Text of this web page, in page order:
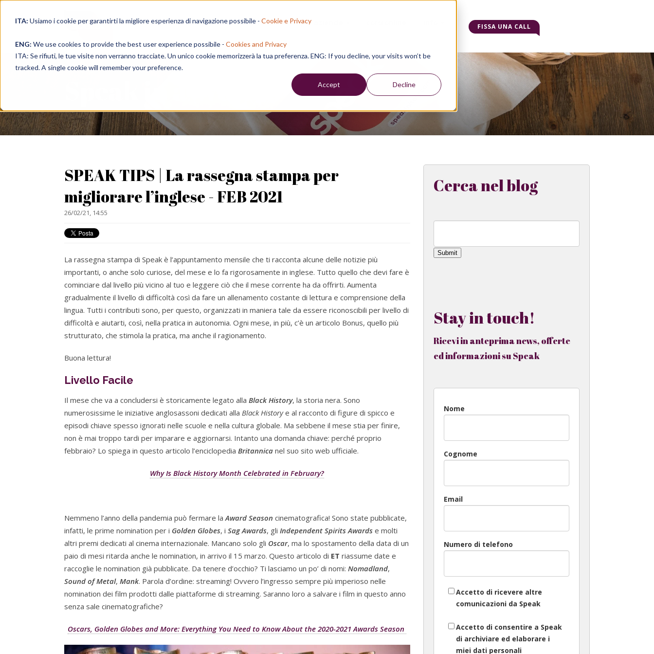
ITA: Usiamo i cookie per garantirti la migliore esperienza di navigazione possibile - Cookie e Privacy
ENG: We use cookies to provide the best user experience possibile - Cookies and Privacy
ITA: Se rifiuti, le tue visite non verranno tracciate. Un unico cookie memorizzerà la tua preferenza. ENG: If you decline, your visits won’t be
tracked. A single cookie will remember your preference.
Accept Decline
full immersion residenziali per aziende FISSA UNA CALL
SPEAK TIPS | La rassegna stampa per
migliorare l’inglese - FEB 2021
26/02/21, 14:55
La rassegna stampa di Speak è l’appuntamento mensile che ti racconta alcune delle notizie più
importanti, o anche solo curiose, del mese e lo fa rigorosamente in inglese. Tutto quello che devi fare è
cominciare dal livello più vicino al tuo e leggere ciò che il mese corrente ha da offrirti. Aumenta
gradualmente il livello di difficoltà così da fare un allenamento costante di lettura e comprensione della
lingua. Tutti i contributi sono, per questo, organizzati in maniera tale da essere riconoscibili per livello di
difficoltà e aiutarti, così, nella pratica in autonomia. Ogni mese, in più, c’è un articolo Bonus, quello più
strutturato, che stimola la pratica, ma anche il ragionamento.
Buona lettura!
Livello Facile
Il mese che va a concludersi è storicamente legato alla Black History, la storia nera. Sono
numerosissime le iniziative anglosassoni dedicati alla Black Historye al racconto di figure di spicco e
episodi chiave spesso ignorati nelle scuole e nella cultura globale. Ma sebbene il mese stia per finire,
non è mai troppo tardi per imparare e aggiornarsi. Intanto una domanda chiave: perché proprio
febbraio? Lo spiega in questo articolo l’enciclopedia Britannica nel suo sito web ufficiale.
Why Is Black History Month Celebrated in February?
Nemmeno l’anno della pandemia può fermare laAward Season cinematografica! Sono state pubblicate,
infatti, le prime nomination per i Golden Globes, i Sag Awards, gli Independent Spirits Awards e molti
altri premi dedicati al cinema internazionale. Mancano solo gli Oscar, ma lo spostamento della data di un
paio di mesi ritarda anche le nomination, in arrivo il 15 marzo. Questo articolo di ET riassume date e
raccoglie le nomination già pubblicate. Da tenere d’occhio? Ti lasciamo un po’ di nomi: Nomadland,
Sound of Metal, Mank. Parola d’ordine: streaming! Ovvero l’ingresso sempre più imperioso nelle
nomination dei film prodotti dalle piattaforme di streaming. Saranno loro a salvare i film in questo anno
senza sale cinematografiche?
Oscars, Golden Globes and More: Everything You Need to Know About the 2020-2021 Awards Season
Cerca nel blog
Submit
Stay in touch!
Ricevi in anteprima news, offerte
ed informazioni su Speak
Nome
Cognome
Email
Numero di telefono
Accetto di ricevere altre
comunicazioni da Speak
Accetto di consentire a Speak
di archiviare ed elaborare i
miei dati personali